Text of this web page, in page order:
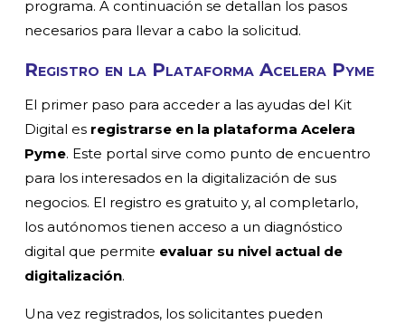
programa. A continuación se detallan los pasos
necesarios para llevar a cabo la solicitud.
Registro en la Plataforma Acelera Pyme
El primer paso para acceder a las ayudas del Kit
Digital es registrarse en la plataforma Acelera
Pyme. Este portal sirve como punto de encuentro
para los interesados en la digitalización de sus
negocios. El registro es gratuito y, al completarlo,
los autónomos tienen acceso a un diagnóstico
digital que permite evaluar su nivel actual de
digitalización.
Una vez registrados, los solicitantes pueden